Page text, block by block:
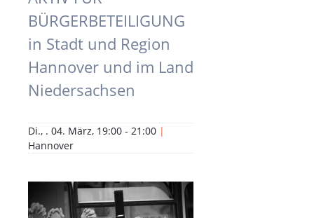
BÜRGERBETEILIGUNG
in Stadt und Region
Hannover und im Land
Niedersachsen
Di., . 04. März, 19:00 - 21:00 |
Hannover